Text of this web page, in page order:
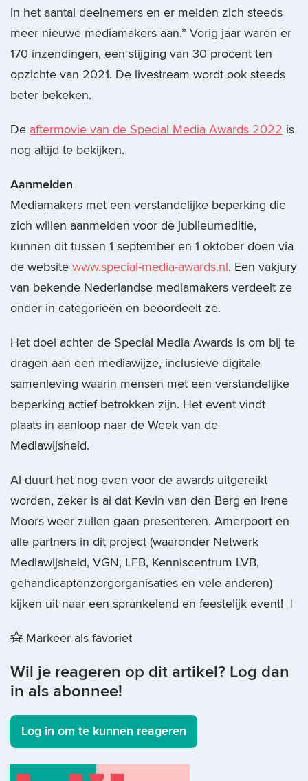
in het aantal deelnemers en er melden zich steeds
meer nieuwe mediamakers aan.” Vorig jaar waren er
170 inzendingen, een stijging van 30 procent ten
opzichte van 2021. De livestream wordt ook steeds
beter bekeken.
De aftermovie van de Special Media Awards 2022 is
nog altijd te bekijken.
Aanmelden
Mediamakers met een verstandelijke beperking die
zich willen aanmelden voor de jubileumeditie,
kunnen dit tussen 1 september en 1 oktober doen via
de website www.special-media-awards.nl. Een vakjury
van bekende Nederlandse mediamakers verdeelt ze
onder in categorieën en beoordeelt ze.
Het doel achter de Special Media Awards is om bij te
dragen aan een mediawijze, inclusieve digitale
samenleving waarin mensen met een verstandelijke
beperking actief betrokken zijn. Het event vindt
plaats in aanloop naar de Week van de
Mediawijsheid.
Al duurt het nog even voor de awards uitgereikt
worden, zeker is al dat Kevin van den Berg en Irene
Moors weer zullen gaan presenteren. Amerpoort en
alle partners in dit project (waaronder Netwerk
Mediawijsheid, VGN, LFB, Kenniscentrum LVB,
gehandicaptenzorgorganisaties en vele anderen)
kijken uit naar een sprankelend en feestelijk event! |
Markeer als favoriet
Wil je reageren op dit artikel? Log dan
in als abonnee!
Log in om te kunnen reageren